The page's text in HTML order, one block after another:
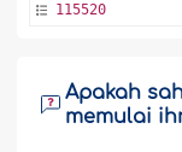
115520
Apakah
memulai